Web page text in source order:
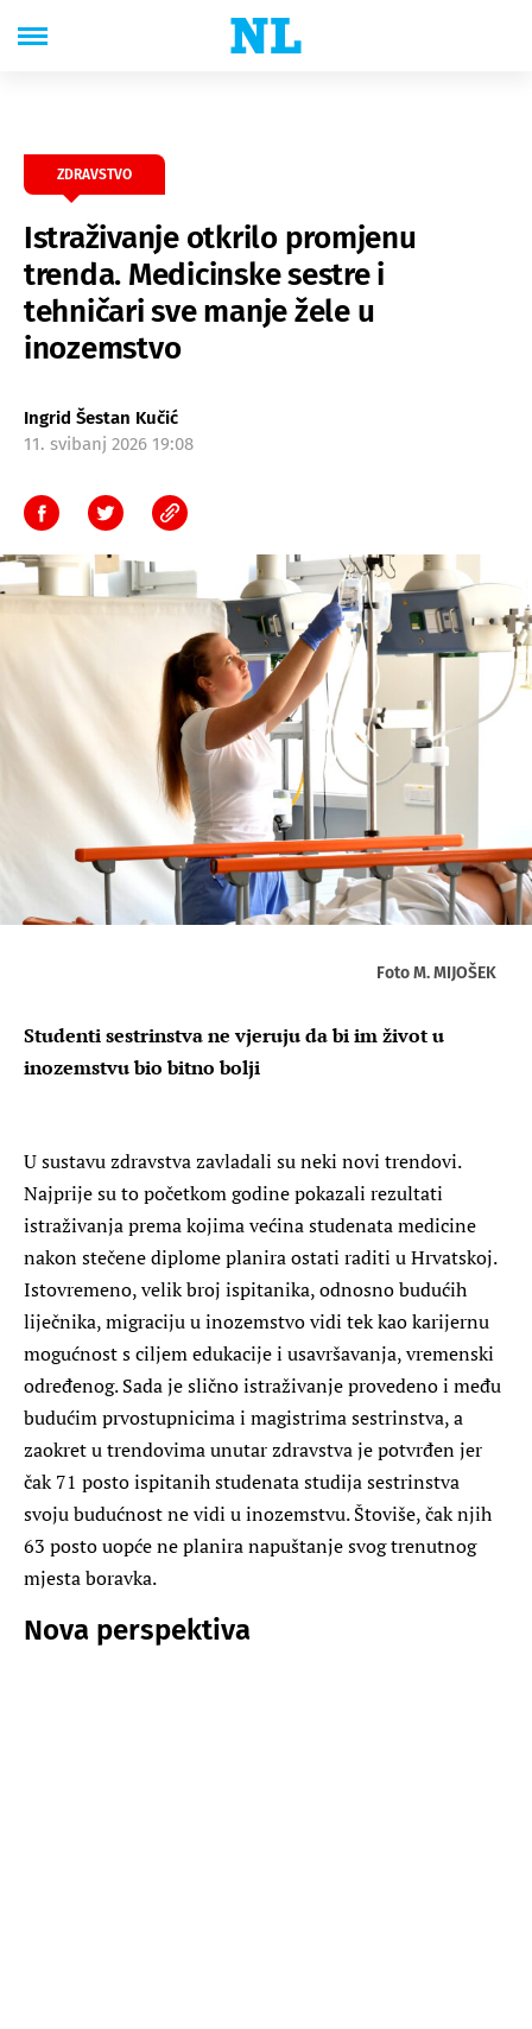
ZDRAVSTVO
Istraživanje otkrilo promjenu
trenda. Medicinske sestre i
tehničari sve manje žele u
inozemstvo
Ingrid Šestan Kučić
11. svibanj 2026 19:08
Foto M. MIJOŠEK
Studenti sestrinstva ne vjeruju da bi im život u
inozemstvu bio bitno bolji
U sustavu zdravstva zavladali su neki novi trendovi.
Najprije su to početkom godine pokazali rezultati
istraživanja prema kojima većina studenata medicine
nakon stečene diplome planira ostati raditi u Hrvatskoj.
Istovremeno, velik broj ispitanika, odnosno budućih
liječnika, migraciju u inozemstvo vidi tek kao karijernu
mogućnost s ciljem edukacije i usavršavanja, vremenski
određenog. Sada je slično istraživanje provedeno i među
budućim prvostupnicima i magistrima sestrinstva, a
zaokret u trendovima unutar zdravstva je potvrđen jer
čak 71 posto ispitanih studenata studija sestrinstva
svoju budućnost ne vidi u inozemstvu. Štoviše, čak njih
63 posto uopće ne planira napuštanje svog trenutnog
mjesta boravka.
Nova perspektiva